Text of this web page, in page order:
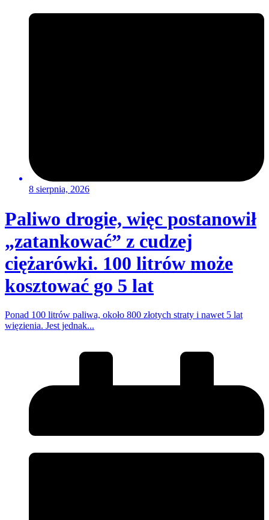
8 sierpnia, 2026
Paliwo drogie, więc postanowił
„zatankować” z cudzej
ciężarówki. 100 litrów może
kosztować go 5 lat
Ponad 100 litrów paliwa, około 800 złotych straty i nawet 5 lat
więzienia. Jest jednak...